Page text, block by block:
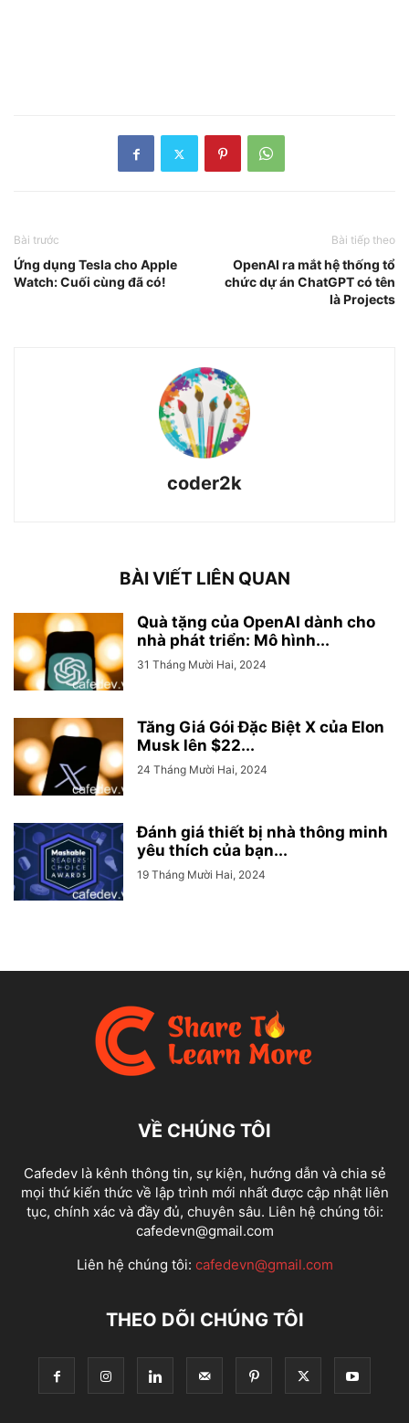
Bài trước
Ứng dụng Tesla cho Apple
Watch: Cuối cùng đã có!
Bài tiếp theo
OpenAI ra mắt hệ thống tổ
chức dự án ChatGPT có tên
là Projects
coder2k
BÀI VIẾT LIÊN QUAN
Quà tặng của OpenAI dành cho
nhà phát triển: Mô hình...
31 Tháng Mười Hai, 2024
Tăng Giá Gói Đặc Biệt X của Elon
Musk lên $22...
24 Tháng Mười Hai, 2024
Đánh giá thiết bị nhà thông minh
yêu thích của bạn...
19 Tháng Mười Hai, 2024
VỀ CHÚNG TÔI
Cafedev là kênh thông tin, sự kiện, hướng dẫn và chia sẻ
mọi thứ kiến thức về lập trình mới nhất được cập nhật liên
tục, chính xác và đầy đủ, chuyên sâu. Liên hệ chúng tôi:
cafedevn@gmail.com
Liên hệ chúng tôi: cafedevn@gmail.com
THEO DÕI CHÚNG TÔI